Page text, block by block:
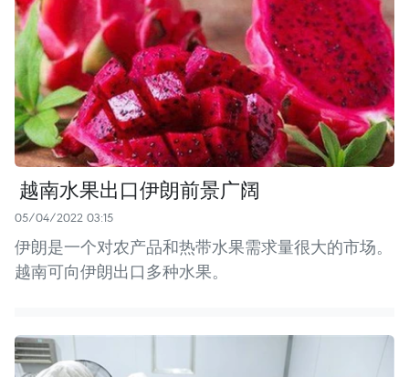
​ 越南水果出口伊朗前景广阔
05/04/2022 03:15
伊朗是一个对农产品和热带水果需求量很大的市场。
越南可向伊朗出口多种水果。